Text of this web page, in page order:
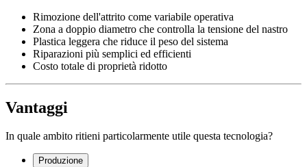
Rimozione dell'attrito come variabile operativa
Zona a doppio diametro che controlla la tensione del nastro
Plastica leggera che riduce il peso del sistema
Riparazioni più semplici ed efficienti
Costo totale di proprietà ridotto
Vantaggi
In quale ambito ritieni particolarmente utile questa tecnologia?
Produzione